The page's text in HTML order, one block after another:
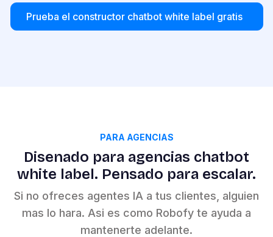
Prueba el constructor chatbot white label gratis
PARA AGENCIAS
Disenado para agencias chatbot
white label. Pensado para escalar.
Si no ofreces agentes IA a tus clientes, alguien
mas lo hara. Asi es como Robofy te ayuda a
mantenerte adelante.